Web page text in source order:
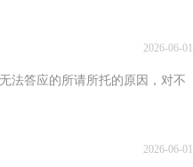
2026-06-01
法答应的所请所托的原因，对不
2026-06-01